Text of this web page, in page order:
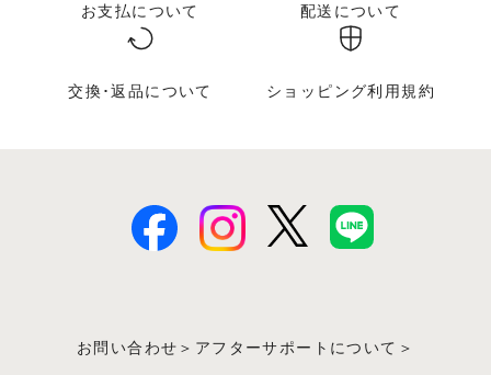
お支払について 配送について
交換･返品について ショッピング利用規約
お問い合わせ＞ アフターサポートについて＞